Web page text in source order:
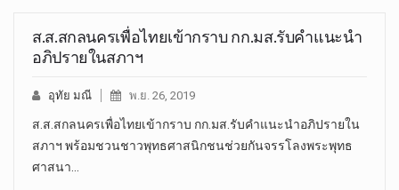
ส.ส.สกลนครเพื่อไทยเข้ากราบ กก.มส.รับคำแนะนำ
อภิปรายในสภาฯ
อุทัย มณี พ.ย. 26, 2019
ส.ส.สกลนครเพื่อไทยเข้ากราบ กก.มส.รับคำแนะนำอภิปรายใน
สภาฯ พร้อมชวนชาวพุทธศาสนิกชนช่วยกันจรรโลงพระพุทธ
ศาสนา…